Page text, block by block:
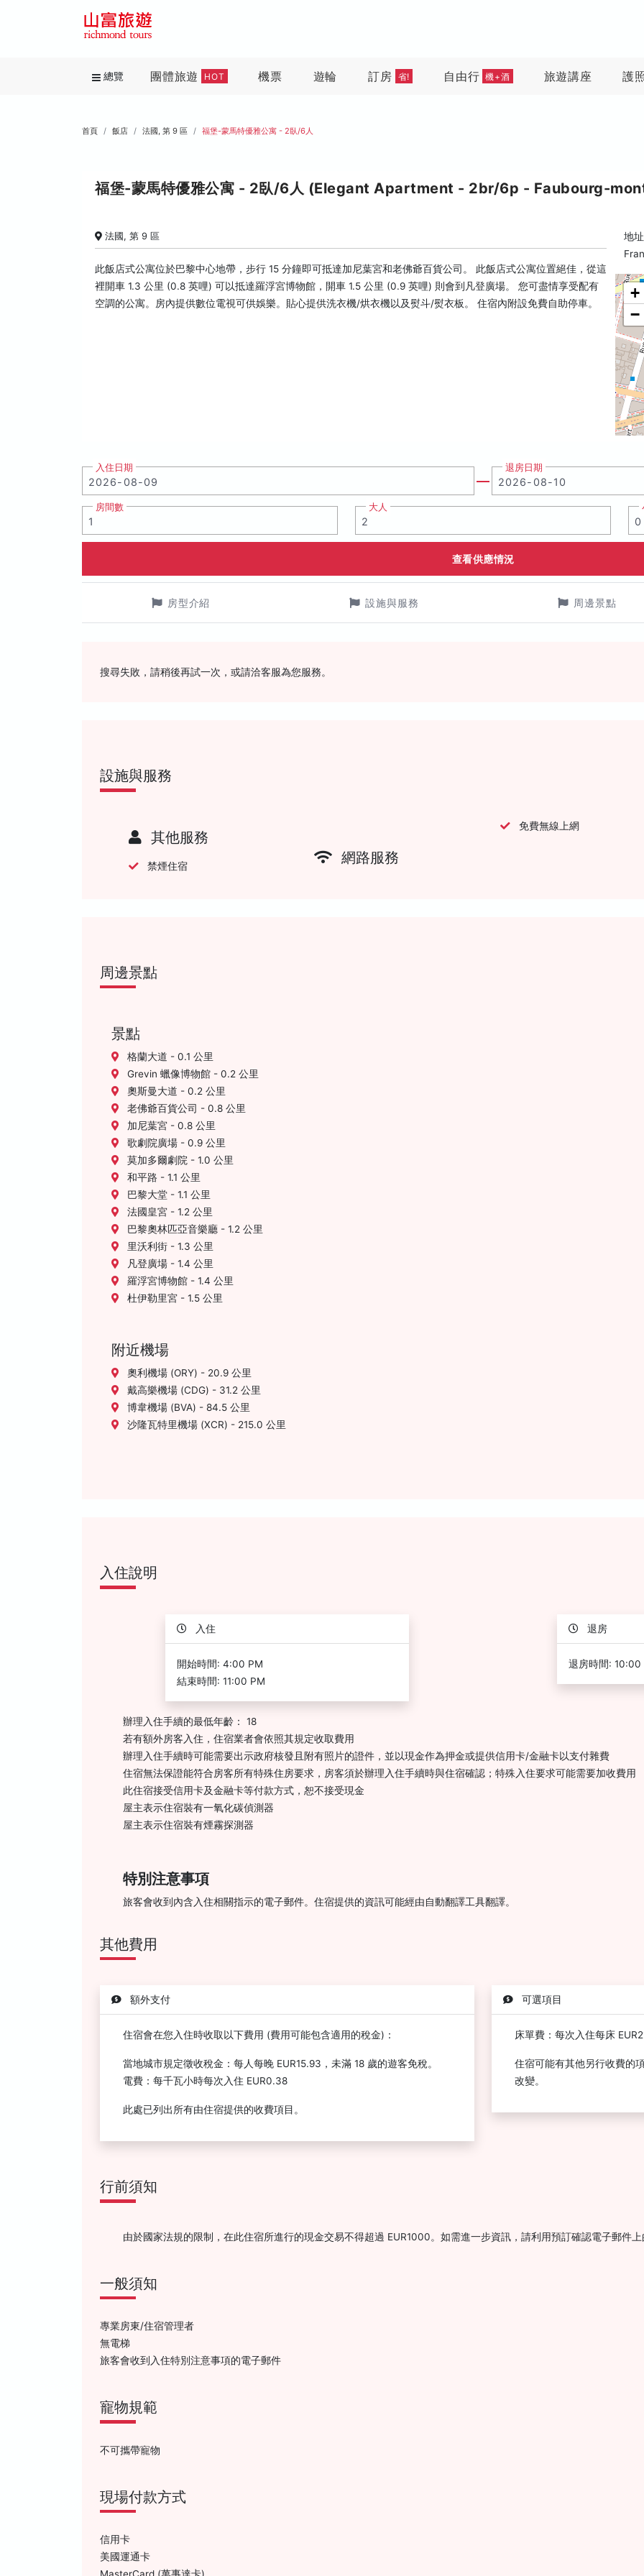
總覽 團體旅遊 HOT 機票 遊輪 訂房 省! 自由行 機+酒 旅遊講座 護
首頁 飯店 法國, 第 9 區 福堡-蒙馬特優雅公寓 - 2臥/6人
福堡-蒙馬特優雅公寓 - 2臥/6人 (Elegant Apartment - 2br/6p - Faubourg-
法國, 第 9 區
此飯店式公寓位於巴黎中心地帶，步行 15 分鐘即可抵達加尼葉宮和老佛爺百貨公司。 此飯店式公寓位置絕佳，從這
裡開車 1.3 公里 (0.8 英哩) 可以抵達羅浮宮博物館，開車 1.5 公里 (0.9 英哩) 則會到凡登廣場。 您可盡情享受配有
空調的公寓。房內提供數位電視可供娛樂。貼心提供洗衣機/烘衣機以及熨斗/熨衣板。 住宿內附設免費自助停車。
地
+
−
入住日期 退房日期
房間數 大人
查看供應情況
房型介紹 設施與服務 周邊景點
搜尋失敗，請稍後再試一次，或請洽客服為您服務。
設施與服務
其他服務
禁煙住宿 網路服務
免費無線上網
周邊景點
景點
格蘭大道 - 0.1 公里
Grevin 蠟像博物館 - 0.2 公里
奧斯曼大道 - 0.2 公里
老佛爺百貨公司 - 0.8 公里
加尼葉宮 - 0.8 公里
歌劇院廣場 - 0.9 公里
莫加多爾劇院 - 1.0 公里
和平路 - 1.1 公里
巴黎大堂 - 1.1 公里
法國皇宮 - 1.2 公里
巴黎奧林匹亞音樂廳 - 1.2 公里
里沃利街 - 1.3 公里
凡登廣場 - 1.4 公里
羅浮宮博物館 - 1.4 公里
杜伊勒里宮 - 1.5 公里
附近機場
奧利機場 (ORY) - 20.9 公里
戴高樂機場 (CDG) - 31.2 公里
博韋機場 (BVA) - 84.5 公里
沙隆瓦特里機場 (XCR) - 215.0 公里
入住說明
入住
開始時間: 4:00 PM
結束時間: 11:00 PM
退房
退房時間: 10:00
辦理入住手續的最低年齡： 18
若有額外房客入住，住宿業者會依照其規定收取費用
辦理入住手續時可能需要出示政府核發且附有照片的證件，並以現金作為押金或提供信用卡/金融卡以支付雜費
住宿無法保證能符合房客所有特殊住房要求，房客須於辦理入住手續時與住宿確認；特殊入住要求可能需要加收費用
此住宿接受信用卡及金融卡等付款方式，恕不接受現金
屋主表示住宿裝有一氧化碳偵測器
屋主表示住宿裝有煙霧探測器
特別注意事項
旅客會收到內含入住相關指示的電子郵件。住宿提供的資訊可能經由自動翻譯工具翻譯。
其他費用
額外支付
住宿會在您入住時收取以下費用 (費用可能包含適用的稅金)：
當地城市規定徵收稅金：每人每晚 EUR15.93，未滿 18 歲的遊客免稅。
電費：每千瓦小時每次入住 EUR0.38
此處已列出所有由住宿提供的收費項目。
可選項目
床單費：每次入住每床
住宿可能有其他另行收費的
改變。
行前須知
由於國家法規的限制，在此住宿所進行的現金交易不得超過 EUR1000。如需進一步資訊，請利用預訂確認電子郵件
一般須知
專業房東/住宿管理者
無電梯
旅客會收到入住特別注意事項的電子郵件
寵物規範
不可攜帶寵物
現場付款方式
信用卡
美國運通卡